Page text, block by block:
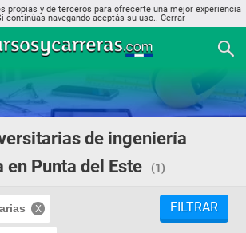
propias y de terceros para ofrecerte una mejor experiencia
continúas navegando aceptás su uso.. Cerrar
de ingeniería
Punta del Este
(1)
FILTRAR